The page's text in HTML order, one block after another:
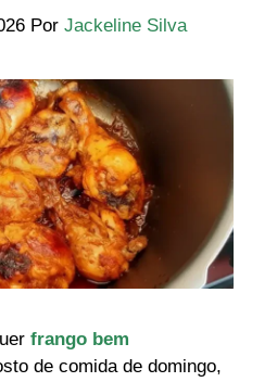
Por Jackeline Silva
frango bem
de comida de domingo,